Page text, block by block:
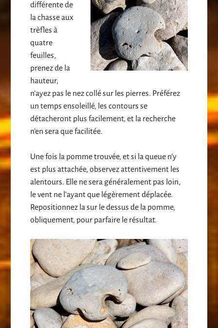
différente de
la chasse aux
trèfles à
quatre
feuilles,
prenez de la
hauteur,
n’ayez pas le nez collé sur les pierres. Préférez
un temps ensoleillé, les contours se
détacheront plus facilement, et la recherche
n’en sera que facilitée.
Une fois la pomme trouvée, et si la queue n’y
est plus attachée, observez attentivement les
alentours. Elle ne sera généralement pas loin,
le vent ne l’ayant que légèrement déplacée.
Repositionnez la sur le dessus de la pomme,
obliquement, pour parfaire le résultat.